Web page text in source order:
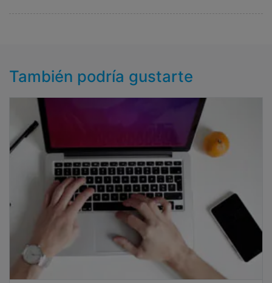
También podría gustarte